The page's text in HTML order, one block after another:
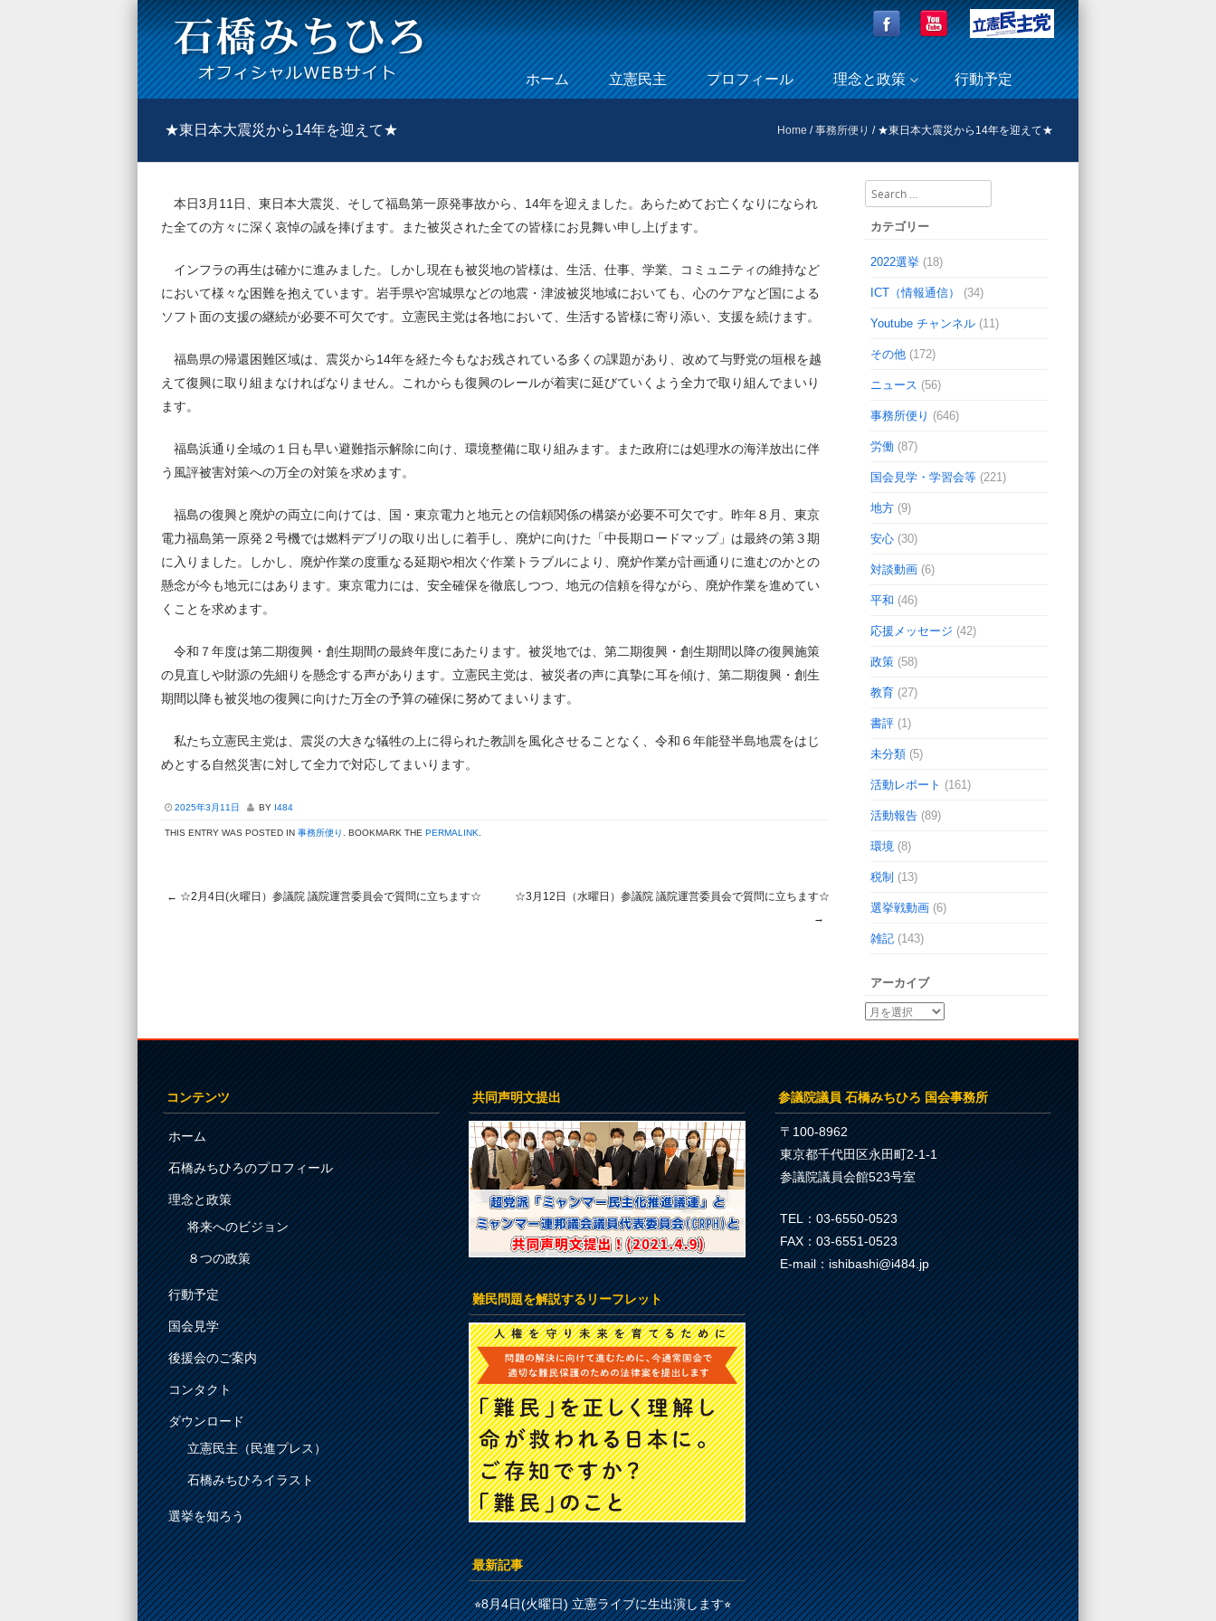
Menu
Skip to content
ホーム 立憲民主 プロフィール 理念と政策 行動予定
★東日本大震災から14年を迎えて★ Home /事務所便り / ★東日本大震災から14年を迎えて★
本日3月11日、東日本大震災、そして福島第一原発事故から、14年を迎えました。あらためてお亡くなりになられ
た全ての方々に深く哀悼の誠を捧げます。また被災された全ての皆様にお見舞い申し上げます。
インフラの再生は確かに進みました。しかし現在も被災地の皆様は、生活、仕事、学業、コミュニティの維持など
において様々な困難を抱えています。岩手県や宮城県などの地震・津波被災地域においても、心のケアなど国による
ソフト面の支援の継続が必要不可欠です。立憲民主党は各地において、生活する皆様に寄り添い、支援を続けます。
福島県の帰還困難区域は、震災から14年を経た今もなお残されている多くの課題があり、改めて与野党の垣根を越
えて復興に取り組まなければなりません。これからも復興のレールが着実に延びていくよう全力で取り組んでまいり
ます。
福島浜通り全域の１日も早い避難指示解除に向け、環境整備に取り組みます。また政府には処理水の海洋放出に伴
う風評被害対策への万全の対策を求めます。
福島の復興と廃炉の両立に向けては、国・東京電力と地元との信頼関係の構築が必要不可欠です。昨年８月、東京
電力福島第一原発２号機では燃料デブリの取り出しに着手し、廃炉に向けた「中長期ロードマップ」は最終の第３期
に入りました。しかし、廃炉作業の度重なる延期や相次ぐ作業トラブルにより、廃炉作業が計画通りに進むのかとの
懸念が今も地元にはあります。東京電力には、安全確保を徹底しつつ、地元の信頼を得ながら、廃炉作業を進めてい
くことを求めます。
令和７年度は第二期復興・創生期間の最終年度にあたります。被災地では、第二期復興・創生期間以降の復興施策
の見直しや財源の先細りを懸念する声があります。立憲民主党は、被災者の声に真摯に耳を傾け、第二期復興・創生
期間以降も被災地の復興に向けた万全の予算の確保に努めてまいります。
私たち立憲民主党は、震災の大きな犠牲の上に得られた教訓を風化させることなく、令和６年能登半島地震をはじ
めとする自然災害に対して全力で対応してまいります。
2025年3月11日 BY I484
THIS ENTRY WAS POSTED IN 事務所便り . BOOKMARK THE PERMALINK
← ☆2月4日(火曜日）参議院 議院運営委員会で質問に立ちます☆
☆3月12日（水曜日）参議院 議院運営委員会で質問に立ちます☆
→
Search
カテゴリー
2022選挙 (18)
ICT（情報通信） (34)
Youtube チャンネル (11)
その他 (172)
ニュース (56)
事務所便り (646)
労働 (87)
国会見学・学習会等 (221)
地方 (9)
安心 (30)
対談動画 (6)
平和 (46)
応援メッセージ (42)
政策 (58)
教育 (27)
書評 (1)
未分類 (5)
活動レポート (161)
活動報告 (89)
環境 (8)
税制 (13)
選挙戦動画 (6)
雑記 (143)
アーカイブ
コンテンツ
ホーム
石橋みちひろのプロフィール
理念と政策
将来へのビジョン
８つの政策
行動予定
国会見学
後援会のご案内
コンタクト
ダウンロード
立憲民主（民進プレス）
石橋みちひろイラスト
選挙を知ろう
共同声明文提出
難民問題を解説するリーフレット
最新記事
⭐︎8月4日(火曜日) 立憲ライブに生出演します⭐︎
参議院議員 石橋みちひろ 国会事務所
〒100-8962
東京都千代田区永田町2-1-1
参議院議員会館523号室
TEL：03-6550-0523
FAX：03-6551-0523
E-mail：ishibashi@i484.jp